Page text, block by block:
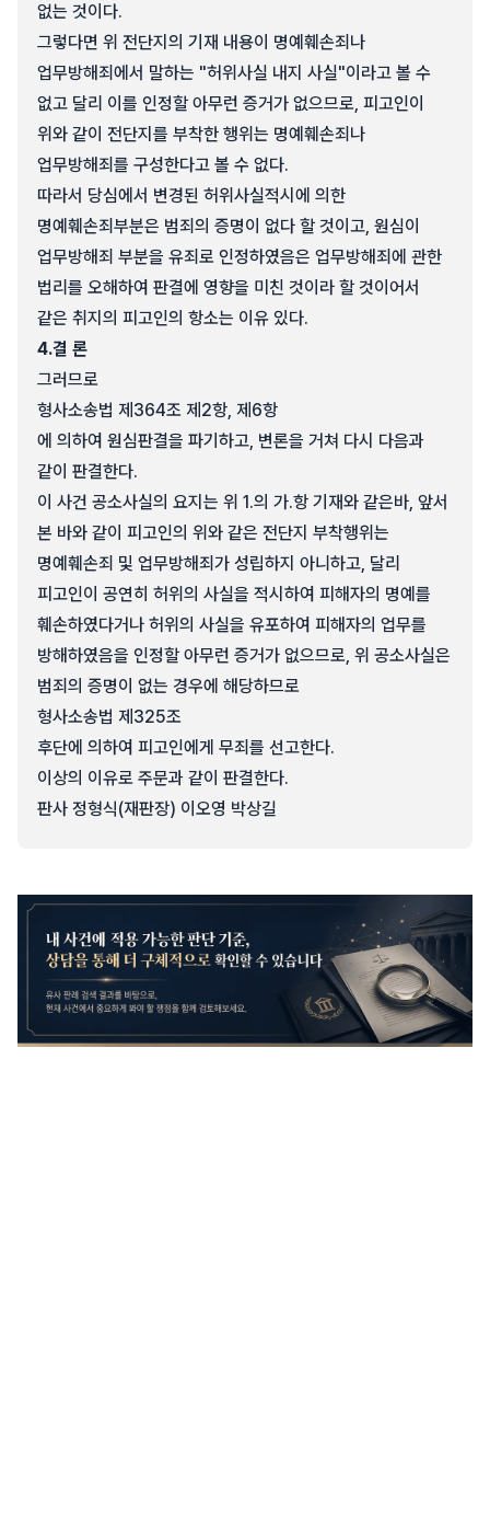
없는 것이다.
그렇다면 위 전단지의 기재 내용이 명예훼손죄나
업무방해죄에서 말하는 "허위사실 내지 사실"이라고 볼 수
없고 달리 이를 인정할 아무런 증거가 없으므로, 피고인이
위와 같이 전단지를 부착한 행위는 명예훼손죄나
업무방해죄를 구성한다고 볼 수 없다.
따라서 당심에서 변경된 허위사실적시에 의한
명예훼손죄부분은 범죄의 증명이 없다 할 것이고, 원심이
업무방해죄 부분을 유죄로 인정하였음은 업무방해죄에 관한
법리를 오해하여 판결에 영향을 미친 것이라 할 것이어서
같은 취지의 피고인의 항소는 이유 있다.
4.결 론
그러므로
형사소송법 제364조 제2항, 제6항
에 의하여 원심판결을 파기하고, 변론을 거쳐 다시 다음과
같이 판결한다.
이 사건 공소사실의 요지는 위 1.의 가.항 기재와 같은바, 앞서
본 바와 같이 피고인의 위와 같은 전단지 부착행위는
명예훼손죄 및 업무방해죄가 성립하지 아니하고, 달리
피고인이 공연히 허위의 사실을 적시하여 피해자의 명예를
훼손하였다거나 허위의 사실을 유포하여 피해자의 업무를
방해하였음을 인정할 아무런 증거가 없으므로, 위 공소사실은
범죄의 증명이 없는 경우에 해당하므로
형사소송법 제325조
후단에 의하여 피고인에게 무죄를 선고한다.
이상의 이유로 주문과 같이 판결한다.
판사 정형식(재판장) 이오영 박상길